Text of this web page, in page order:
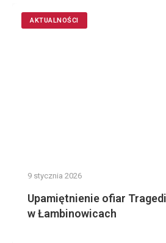
AKTUALNOŚCI
9 stycznia 2026
Upamiętnienie ofiar
w Łambinowicach